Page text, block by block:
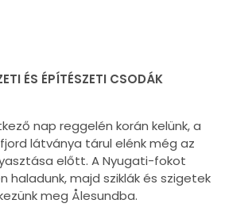
ÉS ÉPÍTÉSZETI CSODÁK
nap reggelén korán kelünk, a
látványa tárul elénk még az
előtt. A Nyugati-fokot
haladunk, majd sziklák és szigetek
meg Ålesundba.